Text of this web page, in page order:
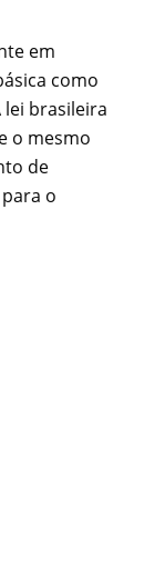
em
como
lei brasileira
o mesmo
de
o